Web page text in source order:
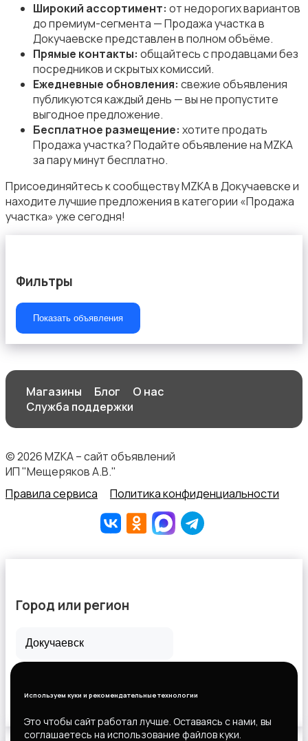
Широкий ассортимент: от недорогих вариантов
до премиум-сегмента — Продажа участка в
Докучаевске представлен в полном объёме.
Прямые контакты: общайтесь с продавцами без
посредников и скрытых комиссий.
Ежедневные обновления: свежие объявления
публикуются каждый день — вы не пропустите
выгодное предложение.
Бесплатное размещение: хотите продать
Продажа участка? Подайте объявление на MZKA
за пару минут бесплатно.
Присоединяйтесь к сообществу MZKA в Докучаевске и
находите лучшие предложения в категории «Продажа
участка» уже сегодня!
Фильтры
Показать объявления
Магазины Блог
О нас
Служба поддержки
© 2026 MZKA – сайт объявлений
ИП "Мещеряков А.В."
Правила сервиса
Политика конфиденциальности
Используем куки и рекомендательные технологии
Это чтобы сайт работал лучше. Оставаясь с нами, вы
соглашаетесь на использование файлов куки.
Город или регион
Все города